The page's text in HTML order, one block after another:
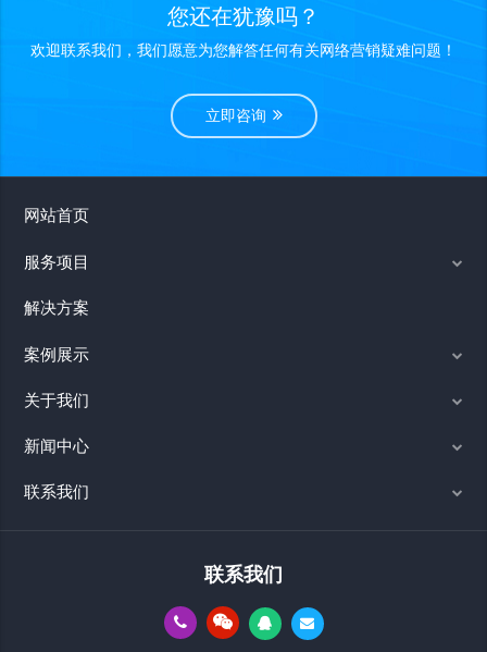
您还在犹豫吗？
欢迎联系我们，我们愿意为您解答任何有关网络营销疑难问题！
立即咨询
网站首页
服务项目
解决方案
案例展示
关于我们
新闻中心
联系我们
联系我们